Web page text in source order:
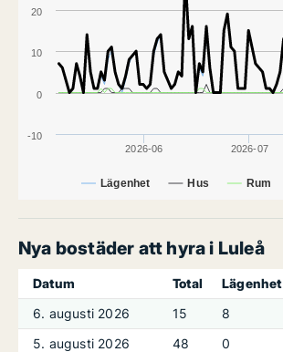
Lägenhet Hus Rum
2026-06 2026-07
-10
0
10
20
Nya bostäder att hyra i Luleå
Datum Total Lägenhet
6. augusti 2026
15 8
5. augusti 2026
48 0